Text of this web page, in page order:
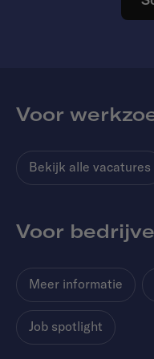
Voor
Bekijk alle vacatures
Voor
Meer informatie
Job spotlight